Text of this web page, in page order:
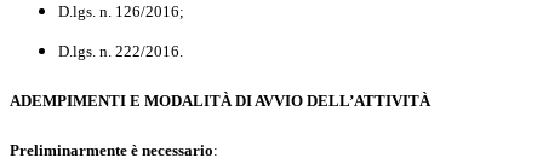
D.lgs. n. 126/2016;
D.lgs. n. 222/2016.
ADEMPIMENTI E MODALITÀ DI AVVIO DELL’ATTIVITÀ
Preliminarmente è necessario: